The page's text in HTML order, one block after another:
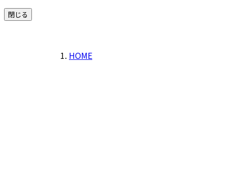
閉じる
HOME